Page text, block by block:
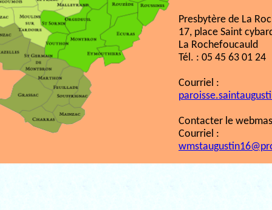
Presbytère de La
17, place Saint
La Rochefoucauld
Tél. : 05 45 63 01 24
Courriel :
Contacter le
Courriel :